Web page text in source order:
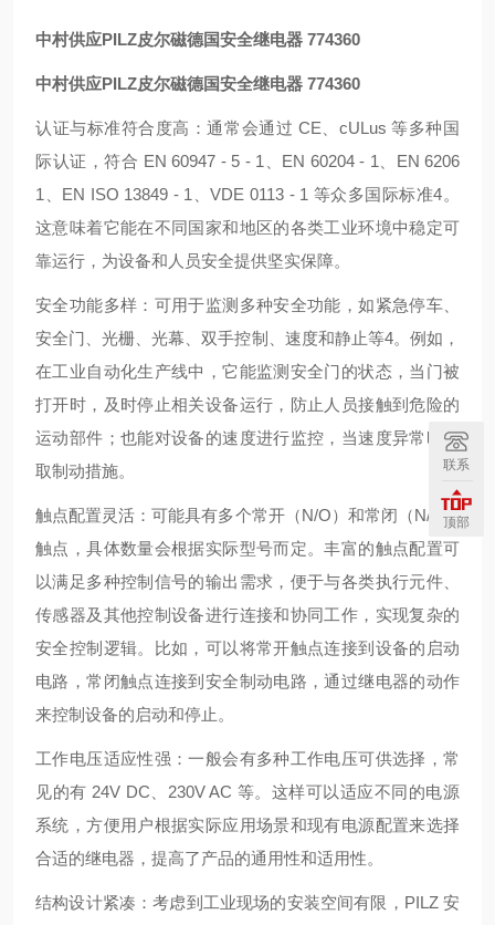
中村供应PILZ皮尔磁德国安全继电器 774360
中村供应PILZ皮尔磁德国安全继电器 774360
认证与标准符合度高：通常会通过 CE、cULus 等多种国
际认证，符合 EN 60947 - 5 - 1、EN 60204 - 1、EN 6206
1、EN ISO 13849 - 1、VDE 0113 - 1 等众多国际标准4。
这意味着它能在不同国家和地区的各类工业环境中稳定可
靠运行，为设备和人员安全提供坚实保障。
安全功能多样：可用于监测多种安全功能，如紧急停车、
安全门、光栅、光幕、双手控制、速度和静止等4。例如，
在工业自动化生产线中，它能监测安全门的状态，当门被
打开时，及时停止相关设备运行，防止人员接触到危险的
运动部件；也能对设备的速度进行监控，当速度异常时采
取制动措施。
触点配置灵活：可能具有多个常开（N/O）和常闭（N/C）
触点，具体数量会根据实际型号而定。丰富的触点配置可
以满足多种控制信号的输出需求，便于与各类执行元件、
传感器及其他控制设备进行连接和协同工作，实现复杂的
安全控制逻辑。比如，可以将常开触点连接到设备的启动
电路，常闭触点连接到安全制动电路，通过继电器的动作
来控制设备的启动和停止。
工作电压适应性强：一般会有多种工作电压可供选择，常
见的有 24V DC、230V AC 等。这样可以适应不同的电源
系统，方便用户根据实际应用场景和现有电源配置来选择
合适的继电器，提高了产品的通用性和适用性。
结构设计紧凑：考虑到工业现场的安装空间有限，PILZ 安
联系
顶部